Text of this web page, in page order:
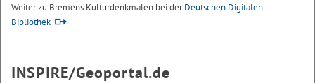
Weiter zu Bremens Kulturdenkmalen bei derDeutschen Digitalen
Bibliothek
INSPIRE/Geoportal.de